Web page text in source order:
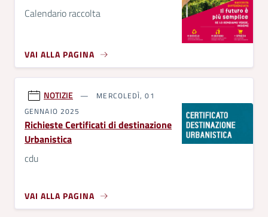
Calendario raccolta
VAI ALLA PAGINA
NOTIZIE
MERCOLEDÌ, 01
GENNAIO 2025
Richieste Certificati di destinazione
Urbanistica
cdu
VAI ALLA PAGINA